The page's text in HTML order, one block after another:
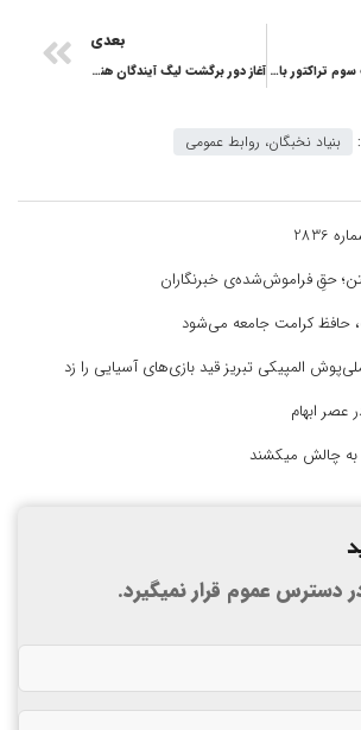
رونمایی از کیت سوم تراکتور با الهام از گل «زنبق»
بعدی
آغاز دور برگشت لیگ آیندگان هندبال دختران در تبریز
بنیاد نخبگان، روابط عمومی
2836
حقِ فراموش‌شده‌ی خبرنگاران
حافظ کرامت جامعه می‌شود
المپیکی تبریز قید بازی‌های آسیایی را زد
عصر ابهام
به چالش میکشند
دسترس عموم قرار نمیگیرد.